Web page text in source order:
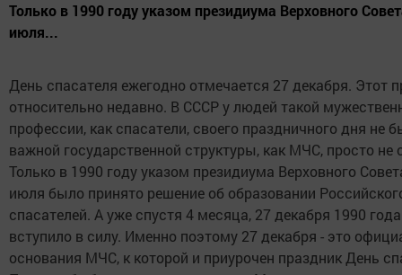
Только в 1990 году указом президиума Верховного
июля...
День спасателя ежегодно отмечается 27 декабря. Этот
относительно недавно. В СССР у людей такой
профессии, как спасатели, своего праздничного дня не
важной государственной структуры, как МЧС, просто не
Только в 1990 году указом президиума Верховного
июля было принято решение об образовании
спасателей. А уже спустя 4 месяца, 27 декабря 1990
вступило в силу. Именно поэтому 27 декабря - это
основания МЧС, к которой и приурочен праздник День